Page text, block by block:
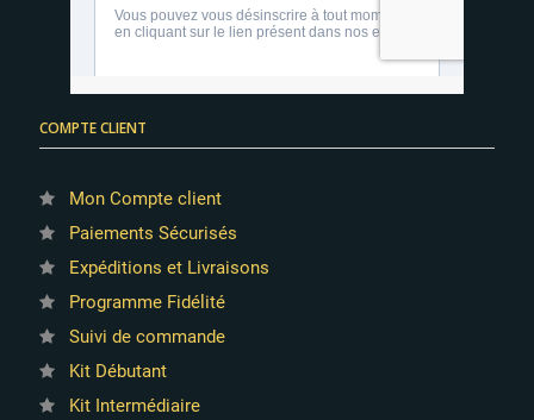
COMPTE CLIENT
Mon Compte client
Paiements Sécurisés
Expéditions et Livraisons
Programme Fidélité
Suivi de commande
Kit Débutant
Kit Intermédiaire